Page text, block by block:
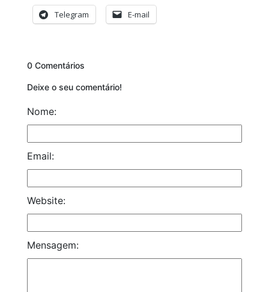
Telegram E-mail
0 Comentários
Deixe o seu comentário!
Nome:
Email:
Website:
Mensagem: